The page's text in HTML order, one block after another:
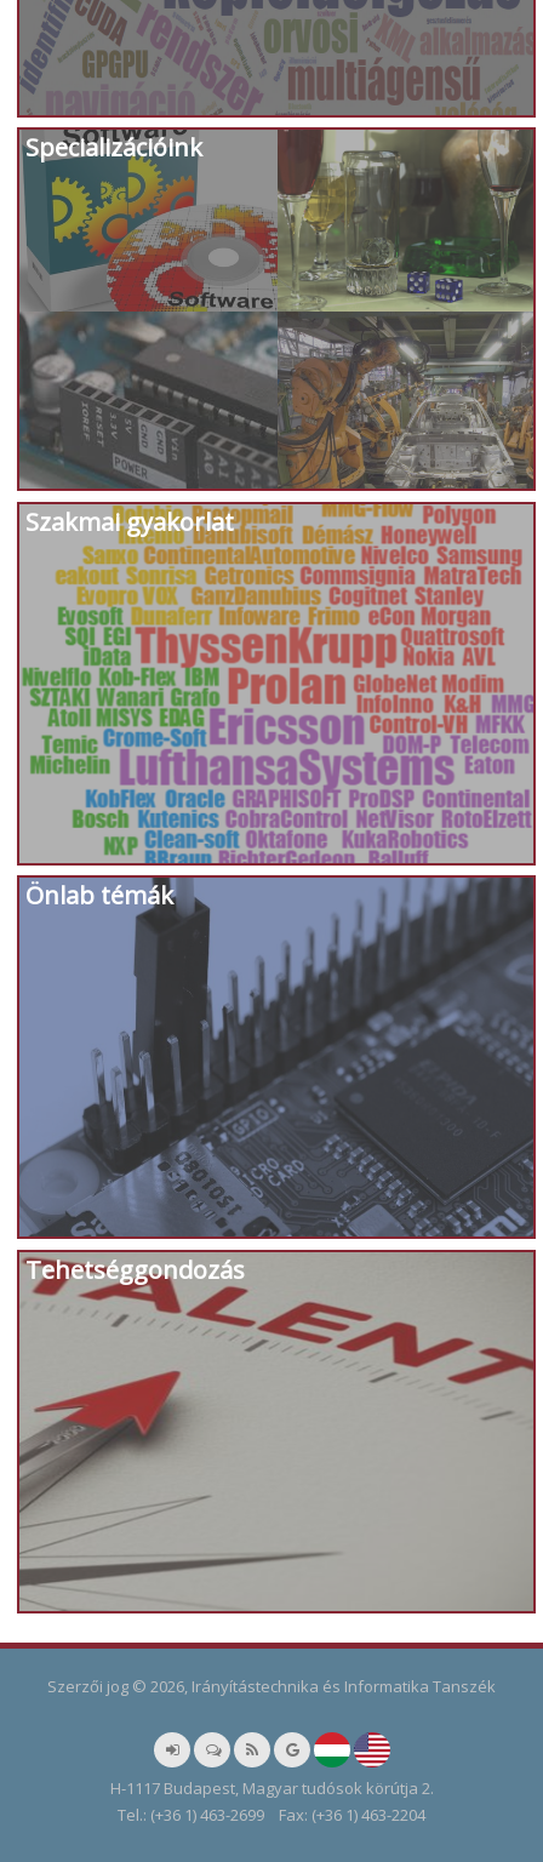
Specializációink
Szakmai gyakorlat
Önlab témák
Tehetséggondozás
Szerzői jog © 2026, Irányítástechnika és Informatika Tanszék
H-1117 Budapest, Magyar tudósok körútja 2.
Tel.: (+36 1) 463-2699 Fax: (+36 1) 463-2204